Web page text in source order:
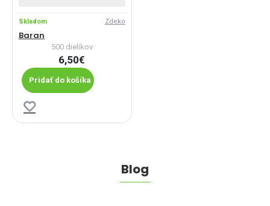
Skladom Zdeko
Baran
500 dielikov
6,50€
Pridať do košíka
Blog